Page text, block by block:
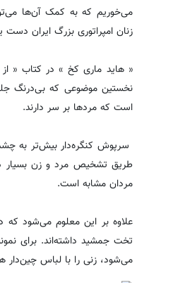
می‌خوریم که به کمک آن‌ها
زنان امپراتوری بزرگ ایران دست
« هاید ماری کخ » در کتاب «
نخستین موضوعی که بی‌درنگ
است که مردها بر سر دارند.
سرپوش کنگره‌دار بیش‌تر به چشم
طریق تشخیص مرد و زن بسیار
مردان مشابه است.
علاوه بر این معلوم می‌شود که
تخت جمشید داشته‌اند. برای
می‌شود، زنی را با لباس